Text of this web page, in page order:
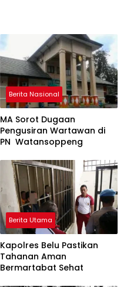
Berita Nasional
MA Sorot Dugaan
Pengusiran Wartawan di
PN Watansoppeng
Berita Utama
Kapolres Belu Pastikan
Tahanan Aman
Bermartabat Sehat